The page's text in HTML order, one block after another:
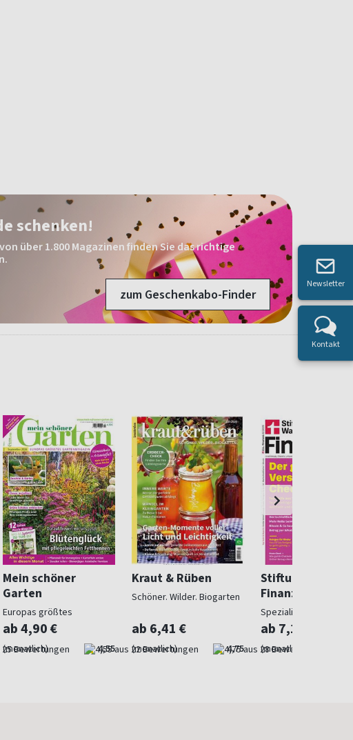
schenken!
über 1.800 Magazinen finden Sie das richtige
zum Geschenkabo-Finder
Mein schöner
Garten
Europas größtes
Gartenmagazin
ab 4,90 €
(monatlich) 4,55
Kraut & Rüben
Schöner. Wilder. Biogarten
ab 6,41 €
(monatlich) 4,75
Stiftung
Finanzen
Spezialist in
ab 7,10 €
(monatlich)
Newsletter
Kontakt